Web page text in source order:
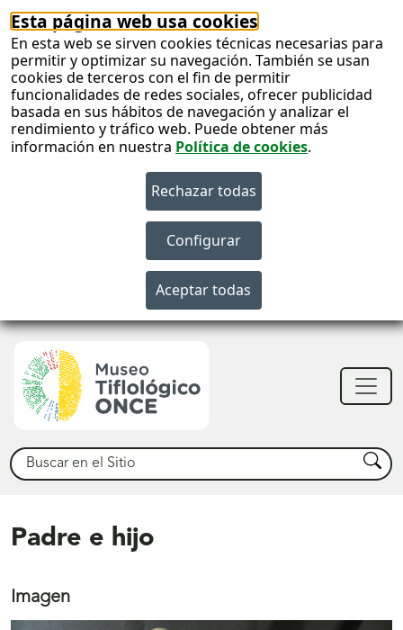
Esta página web usa cookies
En esta web se sirven cookies técnicas necesarias para
permitir y optimizar su navegación. También se usan
cookies de terceros con el fin de permitir
funcionalidades de redes sociales, ofrecer publicidad
basada en sus hábitos de navegación y analizar el
rendimiento y tráfico web. Puede obtener más
información en nuestra Política de cookies.
Buscar Buscar
Padre e hijo
Imagen